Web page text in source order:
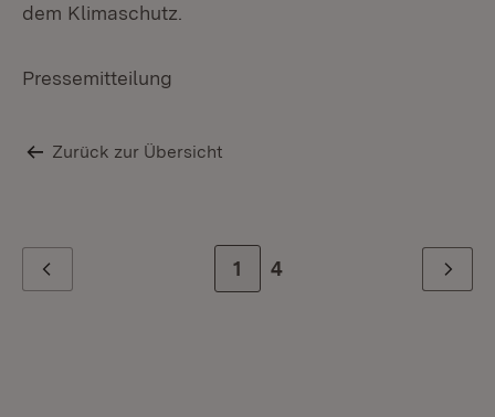
dem Klimaschutz.
Pressemitteilung
Zurück zur Übersicht
Zur Seite
1 Zur letzten Seite
4 Weiter